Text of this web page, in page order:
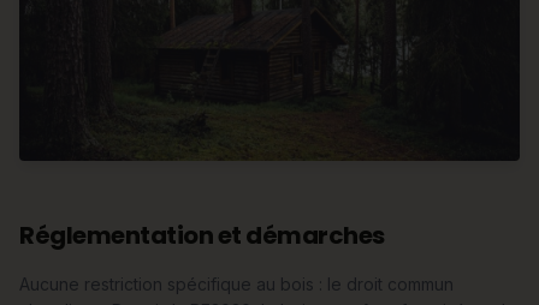
Réglementation et démarches
Aucune restriction spécifique au bois : le droit commun